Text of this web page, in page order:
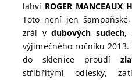
lahví ROGER
Toto není jen
zrál v dubových sudech,
výjimečného ročníku
do sklenice proudí
stříbřitými odlesky,